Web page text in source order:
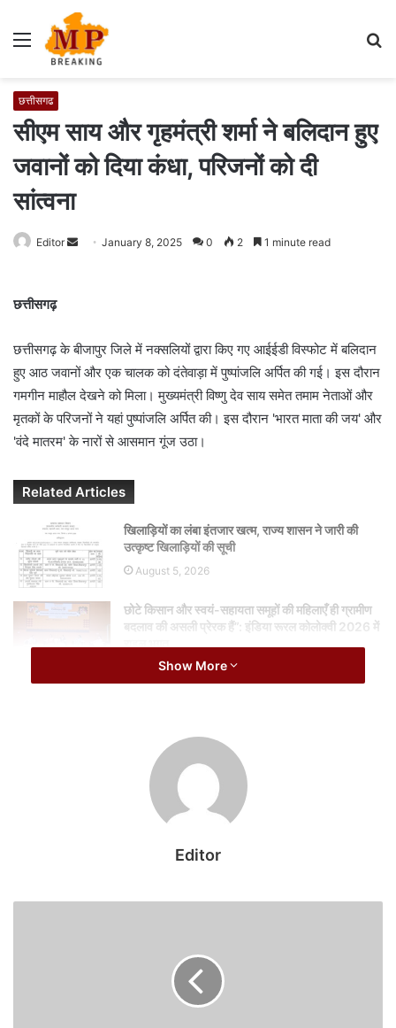
Menu
छत्तीसगढ
सीएम साय और गृहमंत्री शर्मा ने बलिदान हुए
जवानों को दिया कंधा, परिजनों को दी
सांत्वना
Editor
n
e
m
a
January 8, 2025 0 2 1 minute read
छत्तीसगढ़
छत्तीसगढ़ के बीजापुर जिले में नक्सलियों द्वारा किए गए आईईडी विस्फोट में बलिदान
हुए आठ जवानों और एक चालक को दंतेवाड़ा में पुष्पांजलि अर्पित की गई। इस दौरान
गमगीन माहौल देखने को मिला। मुख्यमंत्री विष्णु देव साय समेत तमाम नेताओं और
मृतकों के परिजनों ने यहां पुष्पांजलि अर्पित की। इस दौरान 'भारत माता की जय' और
'वंदे मातरम' के नारों से आसमान गूंज उठा।
Related Articles
खिलाड़ियों का लंबा इंतजार खत्म, राज्य शासन ने जारी की
उत्कृष्ट खिलाड़ियों की सूची
August 5, 2026
छोटे किसान और स्वयं-सहायता समूहों की महिलाएँ ही ग्रामीण
बदलाव की असली प्रेरक हैं”: इंडिया रूरल कोलोक्वी 2026 में
August 5, 2026
इस दौरान महिलाओं और बच्चों सहित मृतकों के परिजनों के आंसू थमने का नाम नहीं
ले रहे थे। रोते हुए परिजनों को महिला सुरक्षाकर्मी उन्हें सांत्वना देने की कोशिश कर
रही थीं। बलिदान हुए जवानों को श्रद्धांजलि देने के बाद सीएम साय ने कहा कि
जवानों का बलिदान व्यर्थ नहीं जाएगा और हम राज्य में शांति स्थापित करने में सफल
होंगे। मुख्यमंत्री साय, उपमुख्यमंत्री विजय शर्मा और पुलिस महानिदेशक अशोक
जुनेजा ने जवानों के पार्थिव शरीर को कंधा दिया और उन्हें उनके पैतृक स्थानों पर ले
60-70 किलोग्राम के इम्प्रोवाइज्ड एक्सप्लोसिव डिवाइस (आईईडी) का इस्तेमाल
कर सुरक्षाकर्मियों के वाहन को उड़ा दिया। बीजापुर जिला मुख्यालय से करीब 70
किलोमीटर दूर स्थित एसयूवी में सवार राज्य पुलिस के जिला रिजर्व गार्ड (डीआरजी)
Show More
Editor